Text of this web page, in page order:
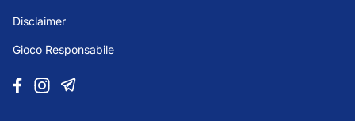
Disclaimer
Gioco Responsabile